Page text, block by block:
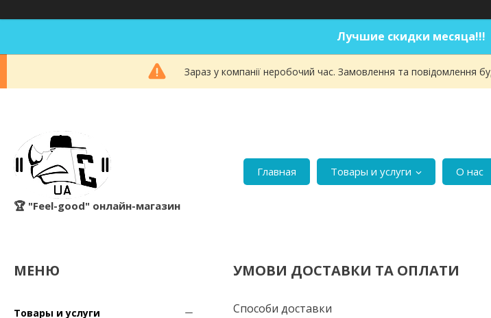
Лучшие скидки месяца!!!
Зараз у компанії неробочий час. Замовлення та повідомлення
🏆 "Feel-good" онлайн-магазин
Главная Товары и услуги О нас
Товары и услуги
УМОВИ ДОСТАВКИ ТА ОПЛАТИ
Способи доставки